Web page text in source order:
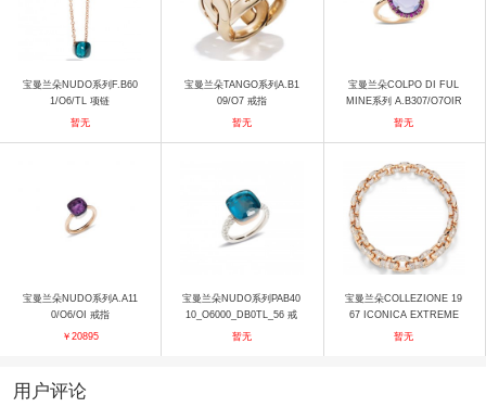
宝曼兰朵NUDO系列F.B60
1/O6/TL 项链
暂无
宝曼兰朵TANGO系列A.B1
09/O7 戒指
暂无
宝曼兰朵COLPO DI FUL
MINE系列 A.B307/O7OIR
U 戒指
暂无
宝曼兰朵NUDO系列A.A11
0/O6/OI 戒指
￥20895
宝曼兰朵NUDO系列PAB40
10_O6000_DB0TL_56 戒
指
暂无
宝曼兰朵COLLEZIONE 19
67 ICONICA EXTREME
项链 项链
暂无
用户评论